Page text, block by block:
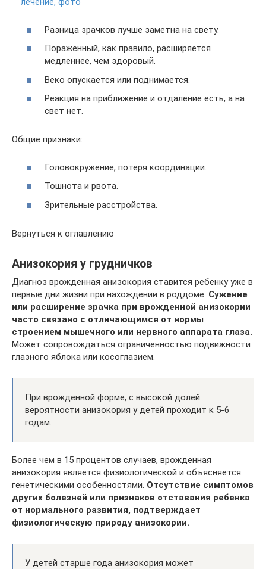
Разница зрачков лучше заметна на свету.
Пораженный, как правило, расширяется
медленнее, чем здоровый.
Веко опускается или поднимается.
Реакция на приближение и отдаление есть, а на
свет нет.
Общие признаки:
Головокружение, потеря координации.
Тошнота и рвота.
Зрительные расстройства.
Вернуться к оглавлению
Анизокория у грудничков
Диагноз врожденная анизокория ставится ребенку уже в
первые дни жизни при нахождении в роддоме. Сужение
или расширение зрачка при врожденной анизокории
часто связано с отличающимся от нормы
строением мышечного или нервного аппарата глаза.
Может сопровождаться ограниченностью подвижности
глазного яблока или косоглазием.
При врожденной форме, с высокой долей
вероятности анизокория у детей проходит к 5-6
годам.
Более чем в 15 процентов случаев, врожденная
анизокория является физиологической и объясняется
генетическими особенностями. Отсутствие симптомов
других болезней или признаков отставания ребенка
от нормального развития, подтверждает
физиологическую природу анизокории.
У детей старше года анизокория может